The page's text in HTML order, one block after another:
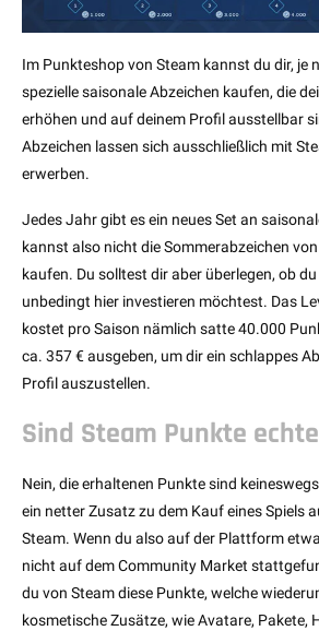
Im Punkteshop von Steam kannst du dir, je
spezielle saisonale Abzeichen kaufen, die
erhöhen und auf deinem Profil ausstellbar
Abzeichen lassen sich ausschließlich mit
erwerben.
Jedes Jahr gibt es ein neues Set an
kannst also nicht die Sommerabzeichen
kaufen. Du solltest dir aber überlegen, ob
unbedingt hier investieren möchtest. Das
kostet pro Saison nämlich satte 40.000
ca. 357 € ausgeben, um dir ein schlappes
Profil auszustellen.
Sind Steam Punkte
Nein, die erhaltenen Punkte sind
ein netter Zusatz zu dem Kauf eines Spiels
Steam. Wenn du also auf der Plattform
nicht auf dem Community Market
du von Steam diese Punkte, welche
kosmetische Zusätze, wie Avatare, Pakete,